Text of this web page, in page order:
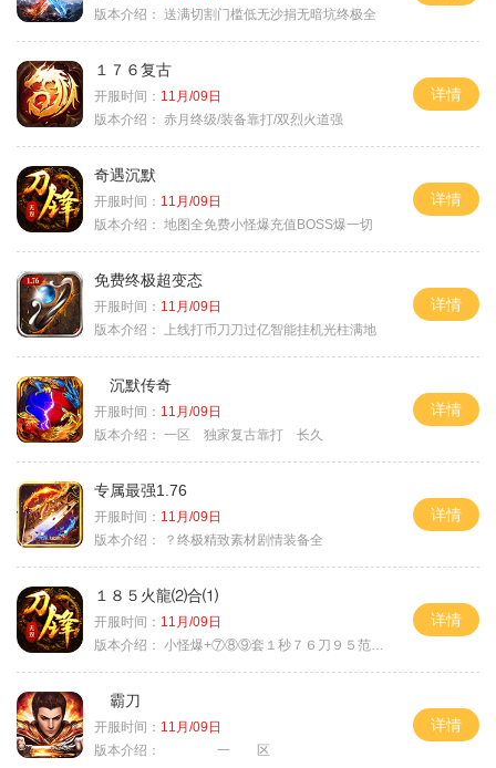
版本介绍： 送满切割门槛低无沙捐无暗坑终极全
１７６复古
开服时间： 11月/09日
版本介绍： 赤月终级/装备靠打/双烈火道强
详情
奇遇沉默
开服时间： 11月/09日
版本介绍： 地图全免费小怪爆充值BOSS爆一切
详情
免费终极超变态
开服时间： 11月/09日
版本介绍：
上线打币刀刀过亿智能挂机光柱满地
详情
沉默传奇
开服时间： 11月/09日
版本介绍： 一区 独家复古靠打 长久
详情
专属最强1.76
开服时间： 11月/09日
版本介绍：
？终极精致素材剧情装备全
详情
１８５火龍⑵合⑴
开服时间： 11月/09日
版本介绍： 小怪爆+⑦⑧⑨套１秒７６刀９５范围捡
详情
霸刀
开服时间： 11月/09日
版本介绍：
一 区
详情